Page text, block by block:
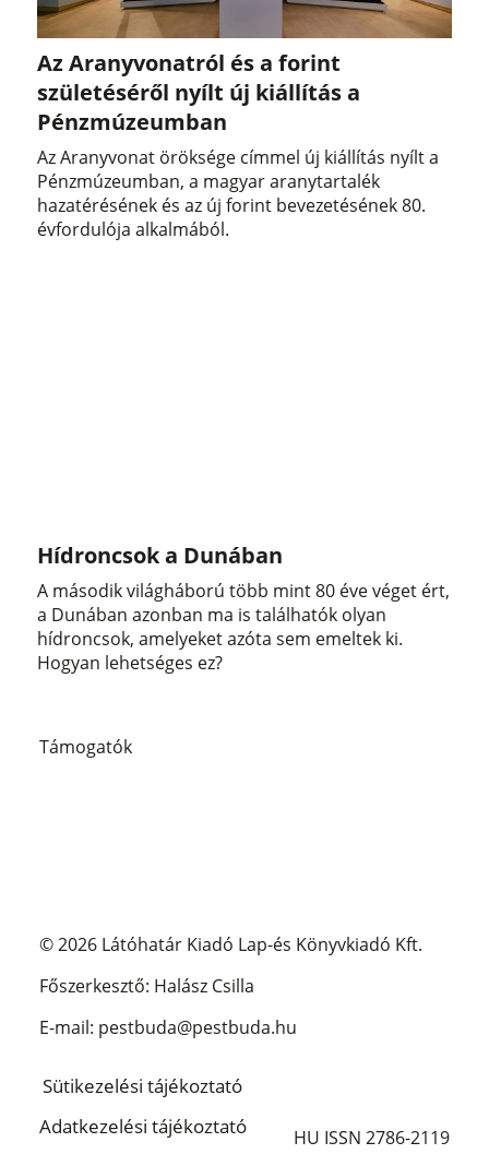
Az Aranyvonatról és a forint
születéséről nyílt új kiállítás a
Pénzmúzeumban
Az Aranyvonat öröksége címmel új kiállítás nyílt a
Pénzmúzeumban, a magyar aranytartalék
hazatérésének és az új forint bevezetésének 80.
évfordulója alkalmából.
Hídroncsok a Dunában
A második világháború több mint 80 éve véget ért,
a Dunában azonban ma is találhatók olyan
hídroncsok, amelyeket azóta sem emeltek ki.
Hogyan lehetséges ez?
Támogatók
© 2026 Látóhatár Kiadó Lap-és Könyvkiadó Kft.
Főszerkesztő: Halász Csilla
E-mail: pestbuda@pestbuda.hu
Sütikezelési tájékoztató
Adatkezelési tájékoztató
HU ISSN 2786-2119